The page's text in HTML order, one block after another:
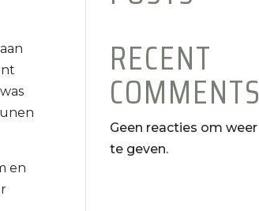
en
RECENT
COMMENTS
Geen reacties om weer
te geven.